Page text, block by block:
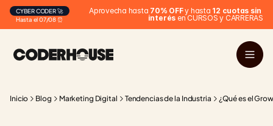
Hasta el 07/08 ⏰
CYBER CODER 🚀 Aprovecha hasta 70% OFF y hasta 12 cuotas sin
interés en CURSOS y CARRERAS
Inicio Blog Marketing Digital Tendencias de la Industria ¿Qué es el